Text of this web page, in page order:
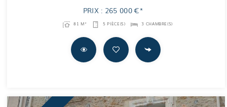
PRIX : 265 000 €*
81 M² 5 PIÈCE(S) 3 CHAMBRE(S)